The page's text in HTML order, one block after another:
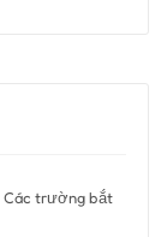
Các trường bắt